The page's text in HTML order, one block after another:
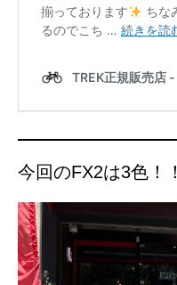
今回のFX2は3色！！